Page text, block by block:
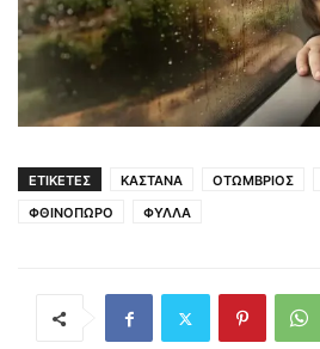
ΕΤΙΚΕΤΕΣ ΚΑΣΤΑΝΑ ΟΤΩΜΒΡΙΟΣ
ΦΘΙΝΟΠΩΡΟ
ΦΥΛΛΑ